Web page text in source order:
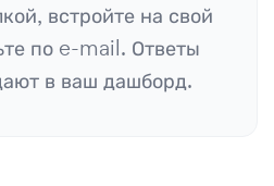
встройте на свой
по e-mail. Ответы
в ваш дашборд.